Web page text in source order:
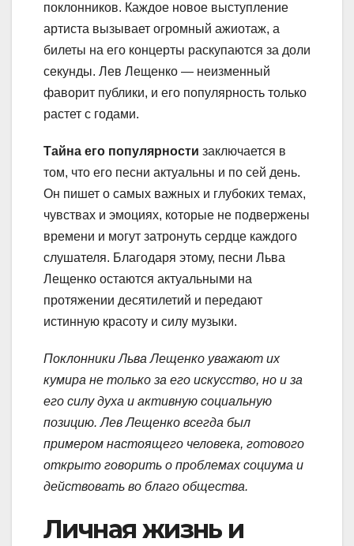
поклонников. Каждое новое выступление
артиста вызывает огромный ажиотаж, а
билеты на его концерты раскупаются за доли
секунды. Лев Лещенко — неизменный
фаворит публики, и его популярность только
растет с годами.
Тайна его популярности заключается в
том, что его песни актуальны и по сей день.
Он пишет о самых важных и глубоких темах,
чувствах и эмоциях, которые не подвержены
времени и могут затронуть сердце каждого
слушателя. Благодаря этому, песни Льва
Лещенко остаются актуальными на
протяжении десятилетий и передают
истинную красоту и силу музыки.
Поклонники Льва Лещенко уважают их
кумира не только за его искусство, но и за
его силу духа и активную социальную
позицию. Лев Лещенко всегда был
примером настоящего человека, готового
открыто говорить о проблемах социума и
действовать во благо общества.
Личная жизнь и